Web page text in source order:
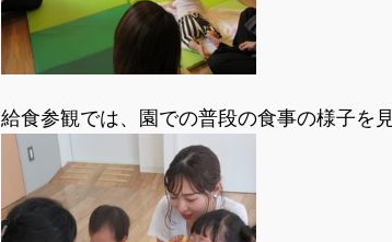
給食参観では、園での普段の食事の様子を